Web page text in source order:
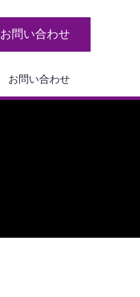
お問い合わせ
お問い合わせ